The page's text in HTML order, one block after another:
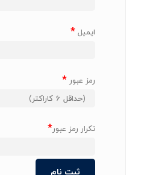
ایمیل*
رمز عبور *
تکرار رمز عبور*